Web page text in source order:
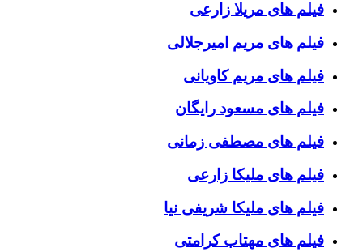
فیلم های مریلا زارعی
فیلم های مریم امیرجلالی
فیلم های مریم کاویانی
فیلم های مسعود رایگان
فیلم های مصطفی زمانی
فیلم های ملیکا زارعی
فیلم های ملیکا شریفی نیا
فیلم های مهتاب کرامتی